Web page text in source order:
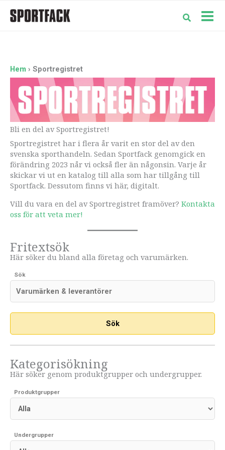
Hem Sportregistret
Bli en del av Sportregistret!
Sportregistret har i flera år varit en stor del av den
svenska sporthandeln. Sedan Sportfack genomgick en
förändring 2023 når vi också fler än någonsin. Varje år
skickar vi ut en katalog till alla som har tillgång till
Sportfack. Dessutom finns vi här, digitalt.
Vill du vara en del av Sportregistret framöver? Kontakta
oss för att veta mer!
Fritextsök
Här söker du bland alla företag och varumärken.
Sök
Kategorisökning
Här söker genom produktgrupper och undergrupper.
Produktgrupper
Undergrupper